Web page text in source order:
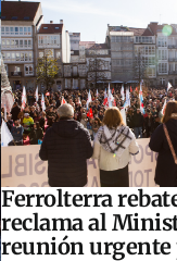
Ferrolterra
reclama al
reunión urgente